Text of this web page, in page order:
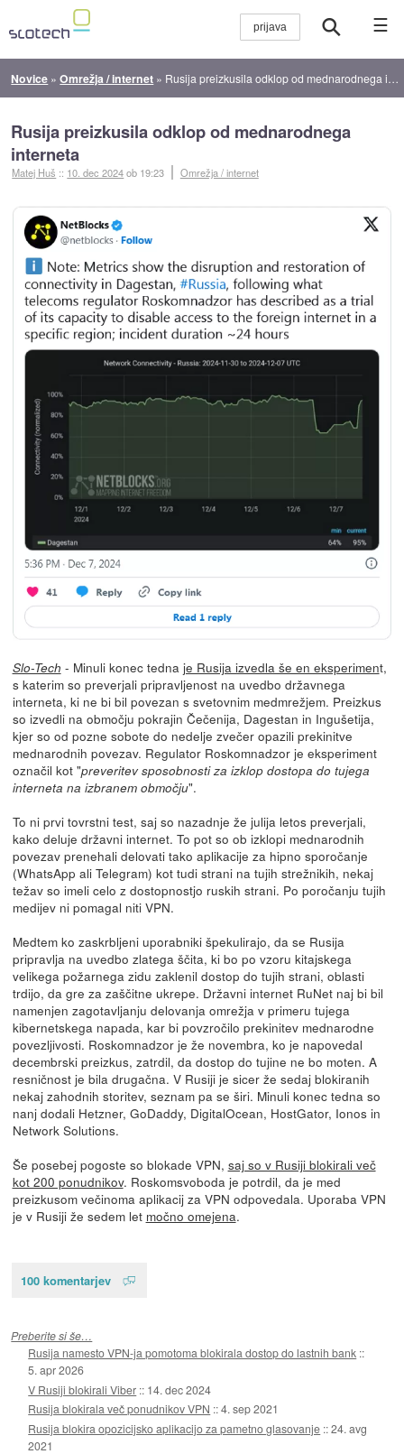
☰
Novice »Omrežja / internet » Rusija preizkusila odklop od mednarodnega interneta
Rusija preizkusila odklop od mednarodnega
interneta
Matej Huš :: 10. dec 2024ob 19:23 Omrežja / internet
Slo-Tech - Minuli konec tedna je Rusija izvedla še en eksperiment,
s katerim so preverjali pripravljenost na uvedbo državnega
interneta, ki ne bi bil povezan s svetovnim medmrežjem. Preizkus
so izvedli na območju pokrajin Čečenija, Dagestan in Ingušetija,
kjer so od pozne sobote do nedelje zvečer opazili prekinitve
mednarodnih povezav. Regulator Roskomnadzor je eksperiment
označil kot "preveritev sposobnosti za izklop dostopa do tujega
interneta na izbranem območju".
To ni prvi tovrstni test, saj so nazadnje že julija letos preverjali,
kako deluje državni internet. To pot so ob izklopi mednarodnih
povezav prenehali delovati tako aplikacije za hipno sporočanje
(WhatsApp ali Telegram) kot tudi strani na tujih strežnikih, nekaj
težav so imeli celo z dostopnostjo ruskih strani. Po poročanju tujih
medijev ni pomagal niti VPN.
Medtem ko zaskrbljeni uporabniki špekulirajo, da se Rusija
pripravlja na uvedbo zlatega ščita, ki bo po vzoru kitajskega
velikega požarnega zidu zaklenil dostop do tujih strani, oblasti
trdijo, da gre za zaščitne ukrepe. Državni internet RuNet naj bi bil
namenjen zagotavljanju delovanja omrežja v primeru tujega
kibernetskega napada, kar bi povzročilo prekinitev mednarodne
povezljivosti. Roskomnadzor je že novembra, ko je napovedal
decembrski preizkus, zatrdil, da dostop do tujine ne bo moten. A
resničnost je bila drugačna. V Rusiji je sicer že sedaj blokiranih
nekaj zahodnih storitev, seznam pa se širi. Minuli konec tedna so
nanj dodali Hetzner, GoDaddy, DigitalOcean, HostGator, Ionos in
Network Solutions.
Še posebej pogoste so blokade VPN, saj so v Rusiji blokirali več
kot 200 ponudnikov. Roskomsvoboda je potrdil, da je med
preizkusom večinoma aplikacij za VPN odpovedala. Uporaba VPN
je v Rusiji že sedem let močno omejena.
100 komentarjev
Preberite si še…
Rusija namesto VPN-ja pomotoma blokirala dostop do lastnih bank ::
5. apr 2026
V Rusiji blokirali Viber :: 14. dec 2024
Rusija blokirala več ponudnikov VPN ::4. sep 2021
Rusija blokira opozicijsko aplikacijo za pametno glasovanje ::24. avg
2021